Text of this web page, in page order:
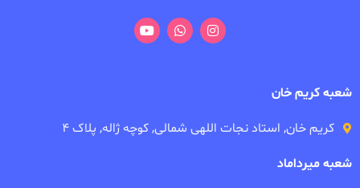
شعبه کریم خان
کریم خان, استاد نجات اللهی شمالی, کوچه ژاله, پلاک ۴
شعبه میرداماد